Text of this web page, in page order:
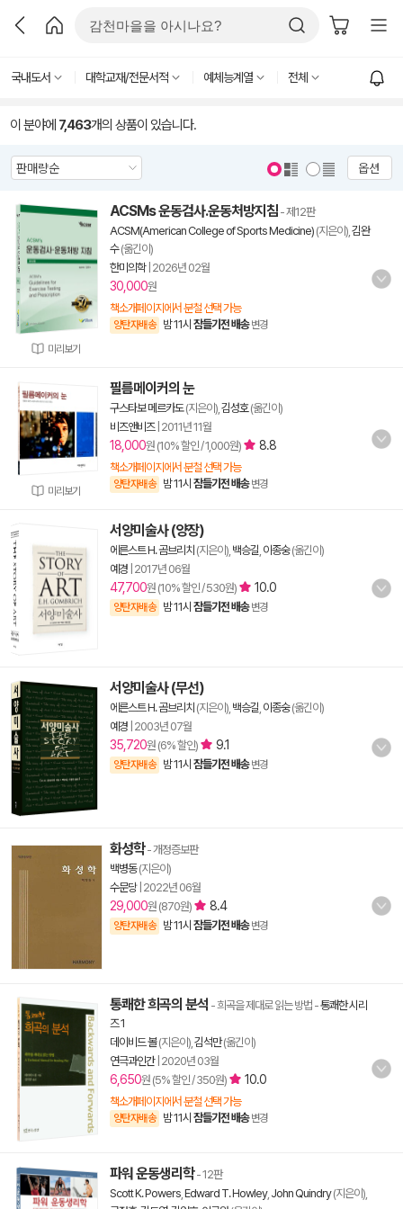
국내도서 대학교재/전문서적 예체능계열 전체
이 분야에 7,463개의 상품이 있습니다.
옵션
미리보기
ACSMs 운동검사.운동처방지침 - 제12판
ACSM(American College of Sports Medicine) (지은이), 김완
수(옮긴이)
한미의학| 2026년 02월
30,000원
책소개페이지에서 분철 선택 가능
양탄자배송 밤 11시 잠들기전 배송 변경
미리보기
필름메이커의 눈
구스타보 메르카도(지은이), 김성호(옮긴이)
비즈앤비즈| 2011년 11월
18,000원 (10% 할인 / 1,000원) 8.8
책소개페이지에서 분철 선택 가능
양탄자배송 밤 11시 잠들기전 배송 변경
서양미술사 (양장)
에른스트 H. 곰브리치 (지은이), 백승길 이종숭(옮긴이)
예경 2017년 06월
47,700원 (10% 할인 / 530원) 10.0
양탄자배송 밤 11시 잠들기전 배송 변경
서양미술사 (무선)
에른스트 H. 곰브리치 (지은이), 백승길 이종숭(옮긴이)
예경 2003년 07월
35,720원 (6% 할인) 9.1
양탄자배송 밤 11시 잠들기전 배송 변경
화성학- 개정증보판
백병동(지은이)
수문당| 2022년 06월
29,000원 (870원) 8.4
양탄자배송 밤 11시 잠들기전 배송 변경
통쾌한 희곡의 분석 - 희곡을 제대로 읽는 방법 -통쾌한 시리
즈 1
데이비드 볼(지은이), 김석만(옮긴이)
연극과인간| 2020년 03월
6,650원 (5% 할인 / 350원) 10.0
책소개페이지에서 분철 선택 가능
양탄자배송 밤 11시 잠들기전 배송 변경
파워 운동생리학- 12판
Scott K. Powers Edward T. Howley, John Quindry(지은이),